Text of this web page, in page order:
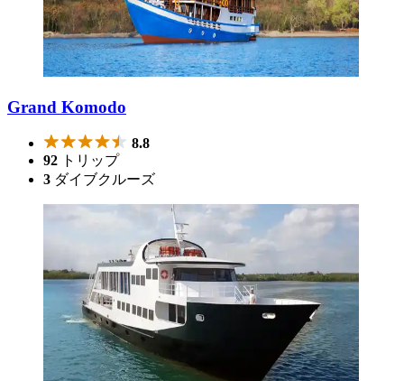
Grand Komodo
8.8
92 トリップ
3 ダイブクルーズ